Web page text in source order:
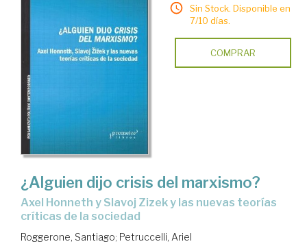
Sin Stock. Disponible en
7/10 días.
COMPRAR
¿Alguien dijo crisis del marxismo?
Axel Honneth y Slavoj Zizek y las nuevas teorías
críticas de la sociedad
Roggerone, Santiago; Petruccelli, Ariel